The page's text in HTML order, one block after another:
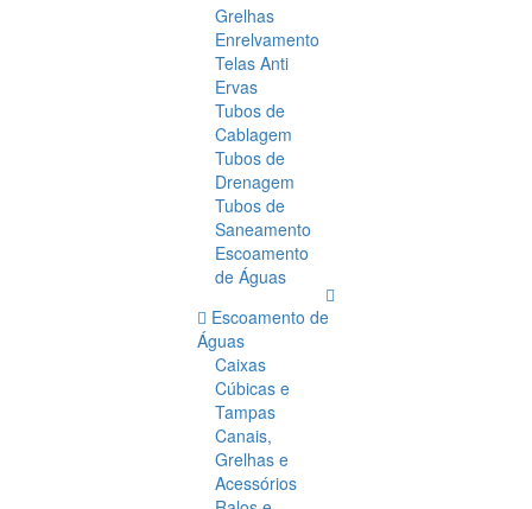
Grelhas
Enrelvamento
Telas Anti
Ervas
Tubos de
Cablagem
Tubos de
Drenagem
Tubos de
Saneamento
Escoamento
de Águas
Escoamento de
Águas
Caixas
Cúbicas e
Tampas
Canais,
Grelhas e
Acessórios